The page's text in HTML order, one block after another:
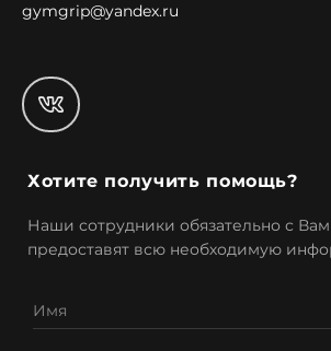
gymgrip@yandex.ru
Хотите получить помощь?
Наши сотрудники обязательно с
предоставят всю необходимую
Имя